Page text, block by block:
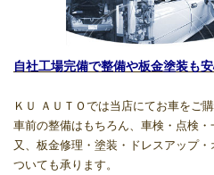
自社工場完備で整備や板金塗装も
ＫＵ ＡＵＴＯでは当店にてお車をご
車前の整備はもちろん、車検・点検・
又、板金修理・塗装・ドレスアップ
ついても承ります。